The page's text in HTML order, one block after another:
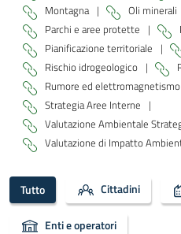
Montagna | Oli minerali
Parchi e aree protette |
Pianificazione territoriale |
Rischio idrogeologico |
Rumore ed elettromagnetismo
Strategia Aree Interne |
Valutazione Ambientale
Valutazione di Impatto
Tutto Cittadini
Enti e operatori